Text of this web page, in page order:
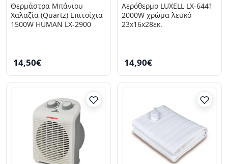
Θερμάστρα Μπάνιου
Χαλαζία (Quartz) Επιτοίχια
1500W HUMAN LX-2900
14,50€
Αερόθερμο LUXELL LX-6441
2000W χρώμα λευκό
23x16x28εκ.
14,90€